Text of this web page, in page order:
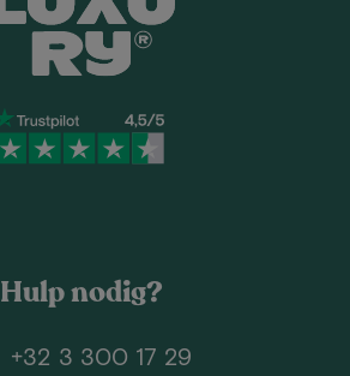
Hulp nodig?
+32 3 300 17 29